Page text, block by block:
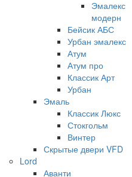
Эмалекс
модерн
Бейсик АБС
Урбан эмалекс
Атум
Атум про
Классик Арт
Урбан
Эмаль
Классик Люкс
Стокгольм
Винтер
Скрытые двери VFD
Lord
Аванти